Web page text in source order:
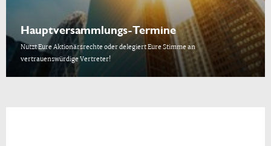
Hauptversammlungs-Termine
Nutzt Eure Aktionärsrechte oder delegiert Eure Stimme an
vertrauenswürdige Vertreter!